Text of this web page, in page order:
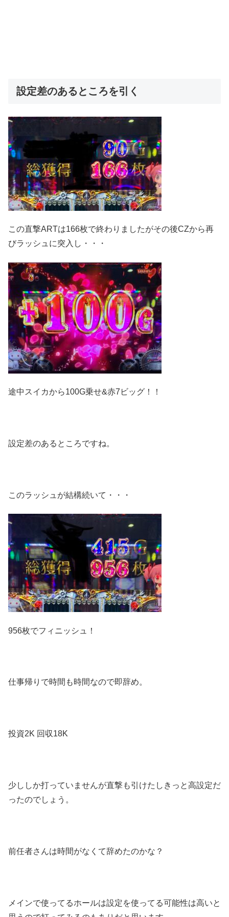
設定差のあるところを引く
この直撃ARTは166枚で終わりましたがその後CZから再
びラッシュに突入し・・・
途中スイカから100G乗せ&赤7ビッグ！！
設定差のあるところですね。
このラッシュが結構続いて・・・
956枚でフィニッシュ！
仕事帰りで時間も時間なので即辞め。
投資2K 回収18K
少ししか打っていませんが直撃も引けたしきっと高設定だ
ったのでしょう。
前任者さんは時間がなくて辞めたのかな？
メインで使ってるホールは設定を使ってる可能性は高いと